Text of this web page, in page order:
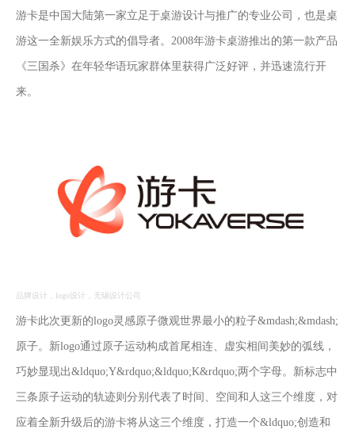
游卡是中国大陆第一家立足于桌游设计与推广的专业公司，也是桌
游这一全新娱乐方式的倡导者。2008年游卡桌游推出的第一款产品
《三国杀》在年轻华语玩家群体里获得广泛好评，并迅速流行开
来。
品牌设计，logo设计，无锡设计公司
游卡此次更新的logo灵感原子微观世界最小的粒子&mdash;&mdash;
原子。新logo通过原子运动构成首尾相连、虚实相间美妙的弧线，
巧妙显现出&ldquo;Y&rdquo;&ldquo;K&rdquo;两个字母。新标志中
三条原子运动的轨迹则分别代表了时间、空间和人这三个维度，对
应着全新升级后的游卡将从这三个维度，打造一个&ldquo;创造和